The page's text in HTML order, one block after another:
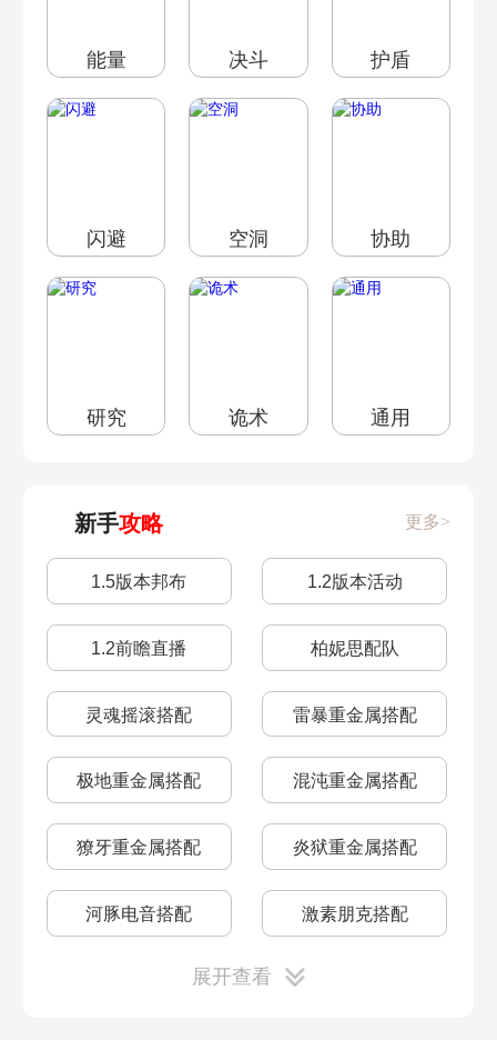
能量 决斗 护盾
闪避 空洞 协助
研究 诡术 通用
新手攻略 更多>
1.5版本邦布 1.2版本活动
1.2前瞻直播 柏妮思配队
灵魂摇滚搭配 雷暴重金属搭配
极地重金属搭配 混沌重金属搭配
獠牙重金属搭配 炎狱重金属搭配
河豚电音搭配 激素朋克搭配
震星迪斯科搭配 啄木鸟电音搭配
展开查看